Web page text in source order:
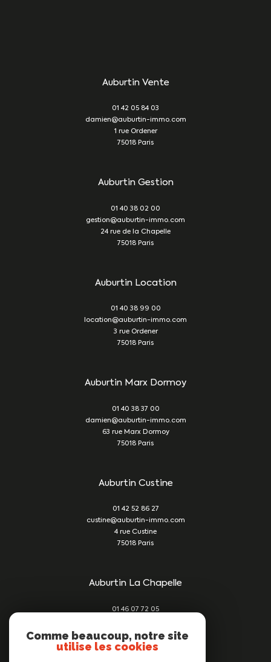
Auburtin Vente
01 42 05 84 03
damien@auburtin-immo.com
1 rue Ordener
75018
Paris
Auburtin Gestion
01 40 38 02 00
gestion@auburtin-immo.com
24 rue de la Chapelle
75018
Paris
Auburtin Location
01 40 38 99 00
location@auburtin-immo.com
3 rue Ordener
75018
Paris
Auburtin Marx Dormoy
01 40 38 37 00
damien@auburtin-immo.com
63 rue Marx Dormoy
75018
Paris
Auburtin Custine
01 42 52 86 27
custine@auburtin-immo.com
4 rue Custine
75018
Paris
Auburtin La Chapelle
01 46 07 72 05
209 rue du Faubourg St Denis
75010 Paris
Comme beaucoup, notre site
utilise les cookies